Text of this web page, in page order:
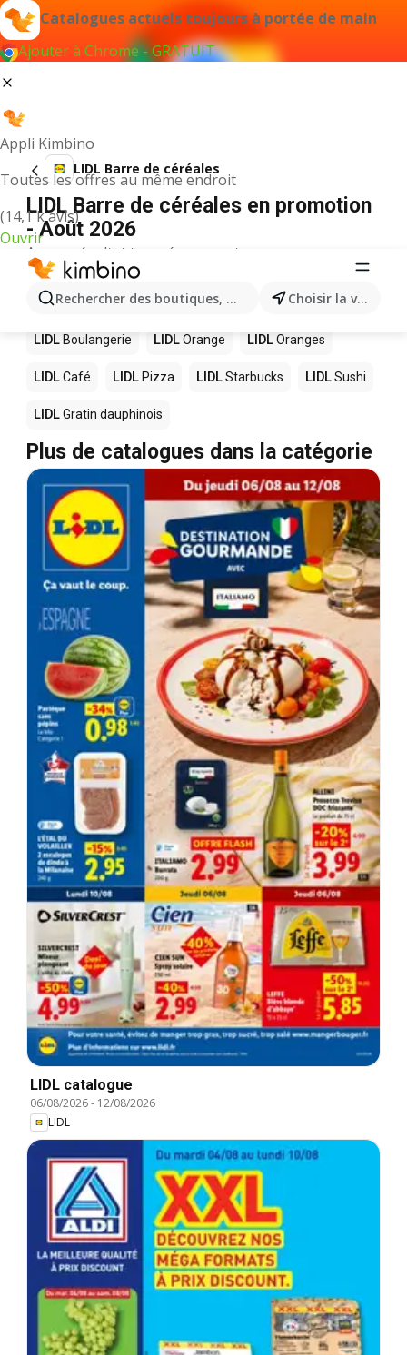
Catalogues actuels toujours à portée de main
Ajouter à Chrome - GRATUIT
Appli Kimbino
Toutes les offres au même endroit
(14,1 k avis)
Ouvrir
Rechercher des boutiques, des catégories, des Choisir la ville
LIDL Barre de céréales
LIDL Barre de céréales en promotion
- Août 2026
Aucun résultat trouvé pour ce terme.
D’autres produits dans les magasins
LIDL
LIDL Boulangerie LIDLOrange LIDLOranges
LIDLCafé LIDL Pizza LIDLStarbucks LIDLSushi
LIDLGratin dauphinois
Plus de catalogues dans la catégorie
LIDL catalogue
06/08/2026- 12/08/2026
LIDL